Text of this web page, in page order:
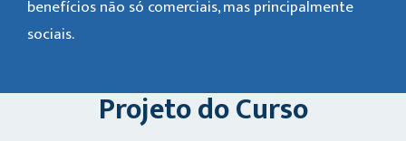
benefícios não só comerciais, mas principalmente
sociais.
Projeto do Curso